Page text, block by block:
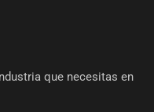
que necesitas en